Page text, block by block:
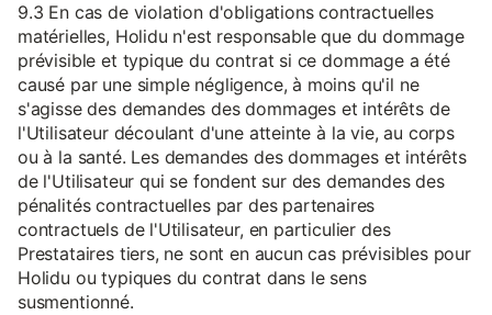
9.3 En cas de violation d'obligations contractuelles
matérielles, Holidu n'est responsable que du dommage
prévisible et typique du contrat si ce dommage a été
causé par une simple négligence, à moins qu'il ne
s'agisse des demandes des dommages et intérêts de
l'Utilisateur découlant d'une atteinte à la vie, au corps
ou à la santé. Les demandes des dommages et intérêts
de l'Utilisateur qui se fondent sur des demandes des
pénalités contractuelles par des partenaires
contractuels de l'Utilisateur, en particulier des
Prestataires tiers, ne sont en aucun cas prévisibles pour
Holidu ou typiques du contrat dans le sens
susmentionné.